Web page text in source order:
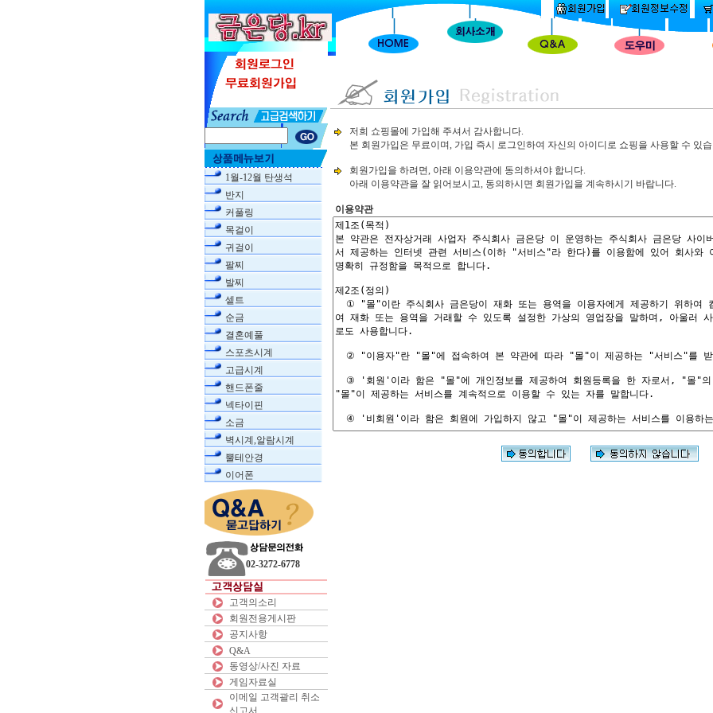
1월-12월 탄생석
반지
커풀링
목걸이
귀걸이
팔찌
발찌
셑트
순금
결혼예풀
스포츠시계
고급시계
핸드폰줄
넥타이핀
소금
벽시계,알람시계
뿔테안경
이어폰
02-3272-6778
고객의소리
회원전용게시판
공지사항
Q&A
동영상/사진 자료
게임자료실
이메일 고객괄리 취소
신고서
저희 쇼핑몰에 가입해 주셔서 감사합니다.
본 회원가입은 무료이며, 가입 즉시 로그인하여 자신의 아이디로 쇼핑을 사용할 수 있
회원가입을 하려면, 아래 이용약관에 동의하셔야 합니다.
아래 이용약관을 잘 읽어보시고, 동의하시면 회원가입을 계속하시기 바랍니다.
이용약관